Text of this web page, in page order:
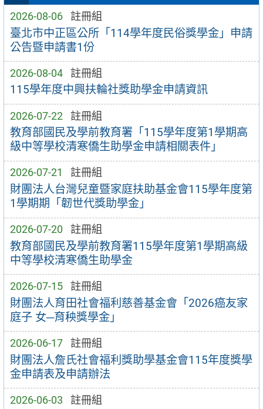
2026-08-06 註冊組
臺北市中正區公所「114學年度民俗獎學金」申請
公告暨申請書1份
2026-08-04 註冊組
115學年度中興扶輪社獎助學金申請資訊
2026-07-22 註冊組
教育部國民及學前教育署「115學年度第1學期高
級中等學校清寒僑生助學金申請相關表件」
2026-07-21 註冊組
財團法人台灣兒童暨家庭扶助基金會115學年度第
1學期期「韌世代獎助學金」
2026-07-20 註冊組
教育部國民及學前教育署115學年度第1學期高級
中等學校清寒僑生助學金
2026-07-15 註冊組
財團法人育田社會福利慈善基金會「2026癌友家
庭子 女─育秧獎學金」
2026-06-17 註冊組
財團法人詹氏社會福利獎助學基金會115年度獎學
金申請表及申請辦法
2026-06-03 註冊組